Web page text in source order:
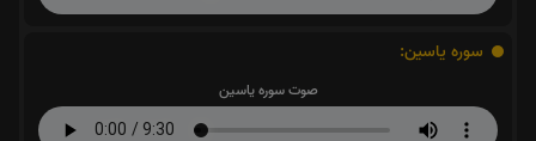
سوره یاسین:
صوت سوره یاسین